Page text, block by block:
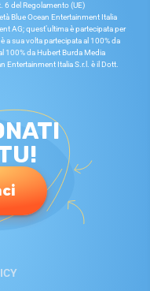
6 del Regolamento (UE)
Blue Ocean Entertainment Italia
AG; quest’ultima è partecipata per
a sua volta partecipata al 100% da
100% da Hubert Burda Media
Entertainment Italia S.r.l. è il Dott.